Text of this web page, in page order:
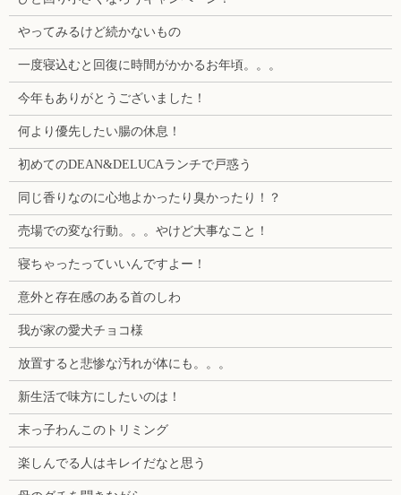
やってみるけど続かないもの
一度寝込むと回復に時間がかかるお年頃。。。
今年もありがとうございました！
何より優先したい腸の休息！
初めてのDEAN&DELUCAランチで戸惑う
同じ香りなのに心地よかったり臭かったり！？
売場での変な行動。。。やけど大事なこと！
寝ちゃったっていいんですよー！
意外と存在感のある首のしわ
我が家の愛犬チョコ様
放置すると悲惨な汚れが体にも。。。
新生活で味方にしたいのは！
末っ子わんこのトリミング
楽しんでる人はキレイだなと思う